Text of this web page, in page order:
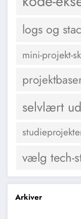
logs og
mini-projekt-
selvlært
vælg tech-
Arkiver